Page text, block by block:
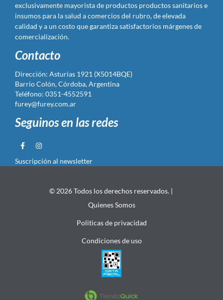
exclusivamente mayorista de productos productos sanitarios e
insumos para la salud a comercios del rubro, de elevada
calidad y a un costo que garantiza satisfactorios márgenes de
comercialización.
Contacto
Dirección: Asturias 1921 (X5014BQE)
Barrio Colón, Córdoba, Argentina
Teléfono: 0351-4552591
furey@furey.com.ar
Seguinos en las redes
Suscripción al newsletter
© 2026 Todos los derechos reservados. |
Quienes Somos
Politicas de privacidad
Condiciones de uso